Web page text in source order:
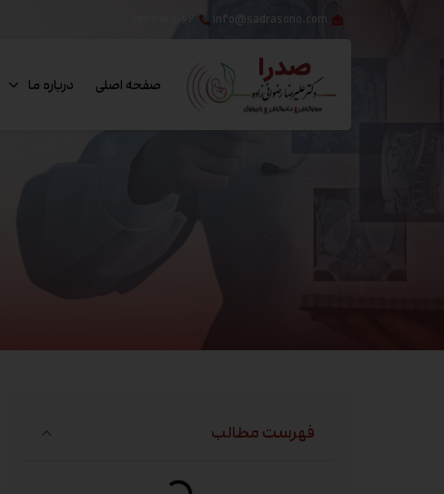
info@sadrasono.com
صفحه اصلی درباره ما
فهرست مطالب